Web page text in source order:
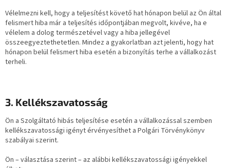
Vélelmezni kell, hogy a teljesítést követő hat hónapon belül az Ön által
felismert hiba már a teljesítés időpontjában megvolt, kivéve, ha e
vélelem a dolog természetével vagy a hiba jellegével
összeegyeztethetetlen. Mindez a gyakorlatban azt jelenti, hogy hat
hónapon belül felismert hiba esetén a bizonyítás terhe a vállalkozást
terheli.
3. Kellékszavatosság
Ön a Szolgáltató hibás teljesítése esetén a vállalkozással szemben
kellékszavatossági igényt érvényesíthet a Polgári Törvénykönyv
szabályai szerint.
Ön – választása szerint – az alábbi kellékszavatossági igényekkel